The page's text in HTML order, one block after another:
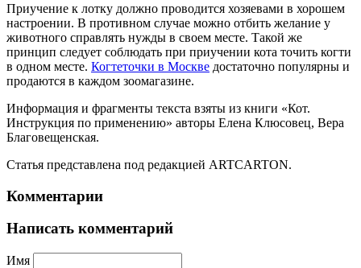
Приучение к лотку должно проводится хозяевами в хорошем
настроении. В противном случае можно отбить желание у
животного справлять нужды в своем месте. Такой же
принцип следует соблюдать при приучении кота точить когти
в одном месте. Когтеточки в Москве достаточно популярны и
продаются в каждом зоомагазине.
Информация и фрагменты текста взяты из книги «Кот.
Инструкция по применению» авторы Елена Клюсовец, Вера
Благовещенская.
Статья представлена под редакцией ARTCARTON.
Комментарии
Написать комментарий
Имя